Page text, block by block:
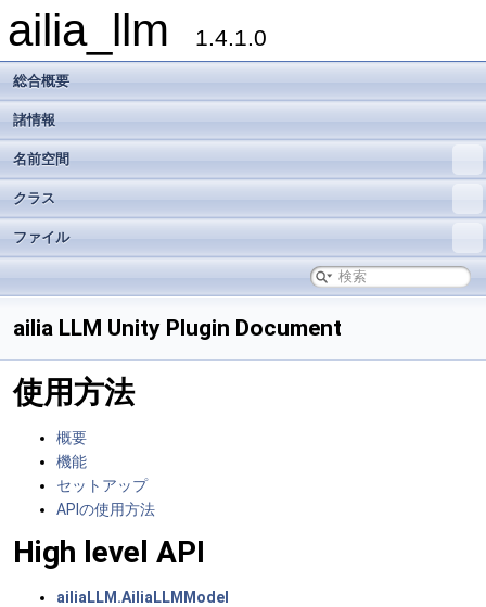
ailia_llm 1.4.1.0
総合概要
諸情報
名前空間
クラス
ファイル
ailia LLM Unity Plugin Document
使用方法
概要
機能
セットアップ
APIの使用方法
High level API
ailiaLLM.AiliaLLMModel